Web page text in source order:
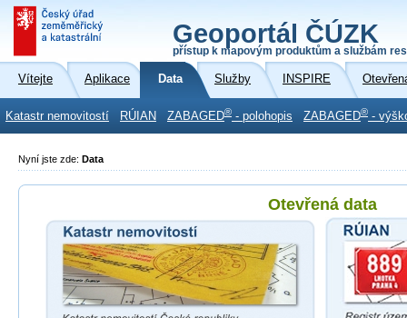
Geoportál ČÚZK
přístup k mapovým produktům a službám
Vítejte Aplikace Data Služby INSPIRE
Katastr nemovitostí RÚIAN ZABAGED® - polohopis ZABAGED® -
Nyní jste zde: Data
Otevřená data